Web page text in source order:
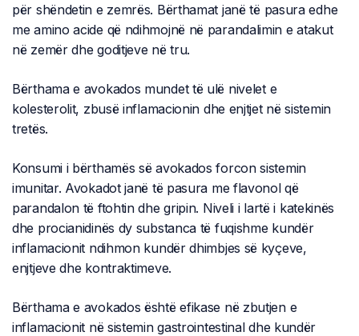
për shëndetin e zemrës. Bërthamat janë të pasura edhe
me amino acide që ndihmojnë në parandalimin e atakut
në zemër dhe goditjeve në tru.
Bërthama e avokados mundet të ulë nivelet e
kolesterolit, zbusë inflamacionin dhe enjtjet në sistemin
tretës.
Konsumi i bërthamës së avokados forcon sistemin
imunitar. Avokadot janë të pasura me flavonol që
parandalon të ftohtin dhe gripin. Niveli i lartë i katekinës
dhe procianidinës dy substanca të fuqishme kundër
inflamacionit ndihmon kundër dhimbjes së kyçeve,
enjtjeve dhe kontraktimeve.
Bërthama e avokados është efikase në zbutjen e
inflamacionit në sistemin gastrointestinal dhe kundër